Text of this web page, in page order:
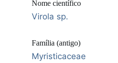
Nome científico
Virola sp.
Família (antigo)
Myristicaceae